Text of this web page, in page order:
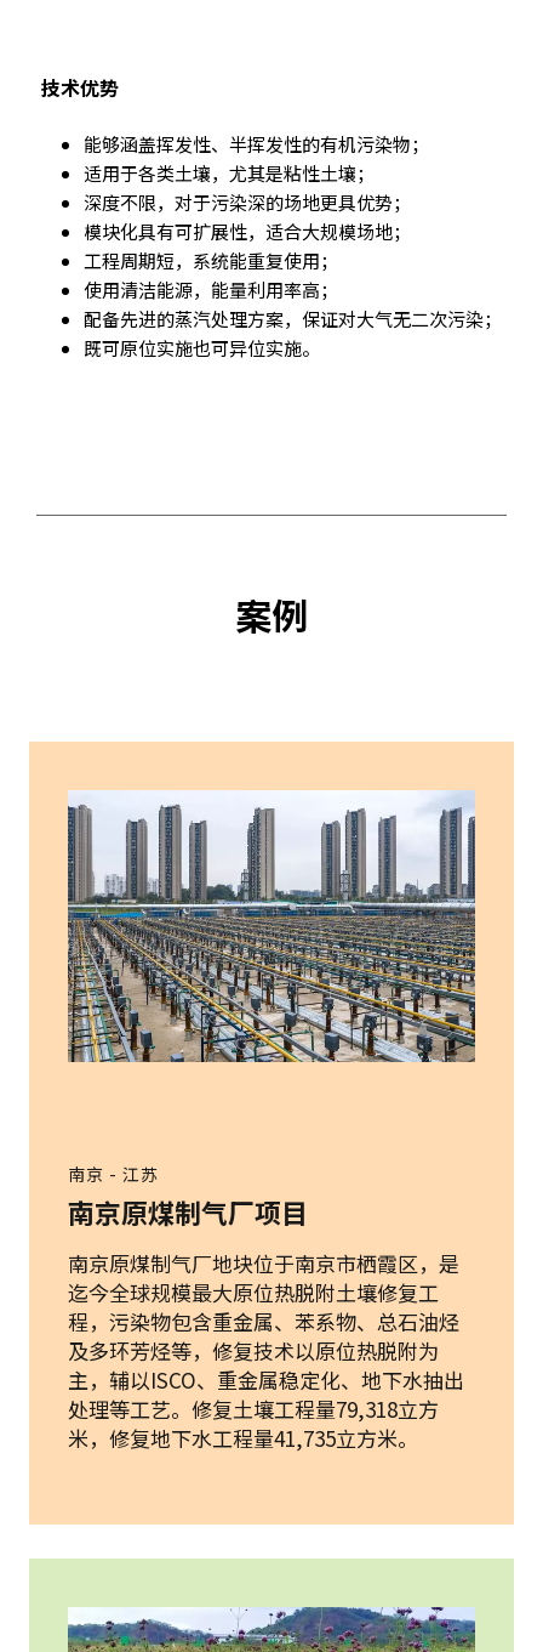
技术优势
能够涵盖挥发性、半挥发性的有机污染物；
适用于各类土壤，尤其是粘性土壤；
深度不限，对于污染深的场地更具优势；
模块化具有可扩展性，适合大规模场地；
工程周期短，系统能重复使用；
使用清洁能源，能量利用率高；
配备先进的蒸汽处理方案，保证对大气无二次污染；
既可原位实施也可异位实施。
案例
南京 - 江苏
南京原煤制气厂项目
南京原煤制气厂地块位于南京市栖霞区，是
迄今全球规模最大原位热脱附土壤修复工
程，污染物包含重金属、苯系物、总石油烃
及多环芳烃等，修复技术以原位热脱附为
主，辅以ISCO、重金属稳定化、地下水抽出
处理等工艺。修复土壤工程量79,318立方
米，修复地下水工程量41,735立方米。